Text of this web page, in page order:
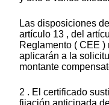
Las disposiciones
artículo 13 , del
Reglamento ( CEE )
aplicarán a la
montante
2 . El certificado